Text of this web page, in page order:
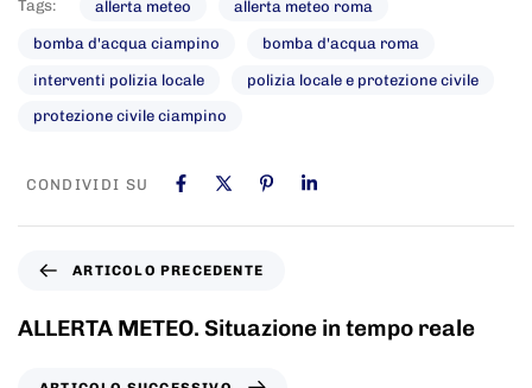
Tags: allerta meteo allerta meteo roma
bomba d'acqua ciampino bomba d'acqua roma
interventi polizia locale polizia locale e protezione civile
protezione civile ciampino
CONDIVIDI SU
ARTICOLO PRECEDENTE
ALLERTA METEO. Situazione in tempo reale